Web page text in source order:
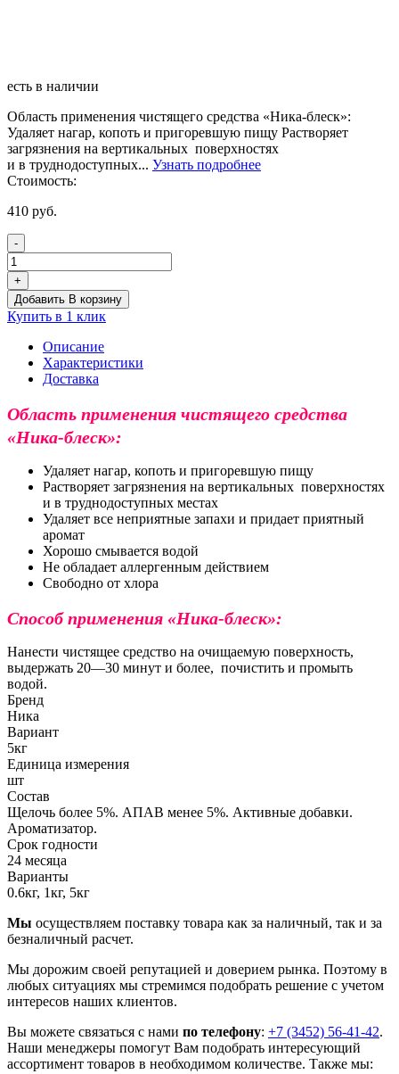
есть в наличии
Область применения чистящего средства «Ника-блеск»:
Удаляет нагар, копоть и пригоревшую пищу Растворяет
загрязнения на вертикальных поверхностях
и в труднодоступных... Узнать подробнее
Стоимость:
410 руб.
-
Количество
товара
Концентрированное
чистящее
средство
«НИКА
БЛЕСК»
+
Добавить В корзину
Купить в 1 клик
Описание
Характеристики
Доставка
Область применения чистящего средства
«Ника-блеск»:
Удаляет нагар, копоть и пригоревшую пищу
Растворяет загрязнения на вертикальных поверхностях
и в труднодоступных местах
Удаляет все неприятные запахи и придает приятный
аромат
Хорошо смывается водой
Не обладает аллергенным действием
Свободно от хлора
Способ применения «Ника-блеск»:
Нанести чистящее средство на очищаемую поверхность,
выдержать 20—30 минут и более, почистить и промыть
водой.
Бренд
Ника
Вариант
5кг
Единица измерения
шт
Состав
Щелочь более 5%. АПАВ менее 5%. Активные добавки.
Ароматизатор.
Срок годности
24 месяца
Варианты
0.6кг, 1кг, 5кг
Мы осуществляем поставку товара как за наличный, так и за
безналичный расчет.
Мы дорожим своей репутацией и доверием рынка. Поэтому в
любых ситуациях мы стремимся подобрать решение с учетом
интересов наших клиентов.
Вы можете связаться с нами по телефону: +7 (3452) 56-41-42.
Наши менеджеры помогут Вам подобрать интересующий
ассортимент товаров в необходимом количестве. Также мы: